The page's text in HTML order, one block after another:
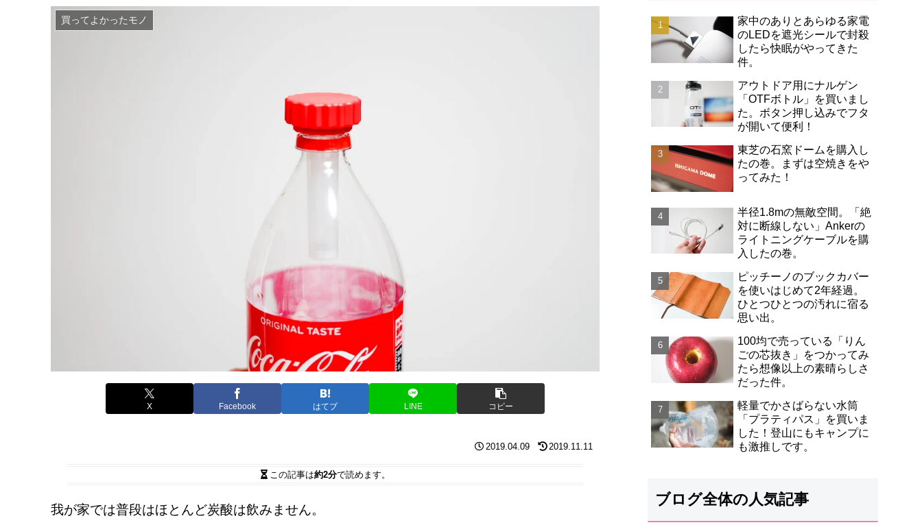
買ってよかったモノ
X Facebook はてブ LINE コピー
2019.04.09 2019.11.11
この記事は約2分で読めます。
我が家では普段はほとんど炭酸は飲みません。
家中のありとあらゆる家電
のLEDを遮光シールで封殺
したら快眠がやってきた
件。
アウトドア用にナルゲン
「OTFボトル」を買いまし
た。ボタン押し込みでフタ
が開いて便利！
東芝の石窯ドームを購入し
たの巻。まずは空焼きをや
ってみた！
半径1.8mの無敵空間。「絶
対に断線しない」Ankerの
ライトニングケーブルを購
入したの巻。
ピッチーノのブックカバー
を使いはじめて2年経過。
ひとつひとつの汚れに宿る
思い出。
100均で売っている「りん
ごの芯抜き」をつかってみ
たら想像以上の素晴らしさ
だった件。
軽量でかさばらない水筒
「プラティパス」を買いま
した！登山にもキャンプに
も激推しです。
ブログ全体の人気記事